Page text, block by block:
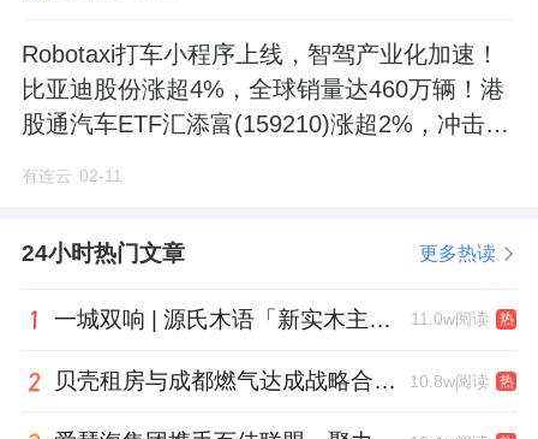
“跟跑” 到 “并跑” 再到 “领跑” 的跨越。
在市场深耕层面，公司创新采用正向同步开发
供全流程定制化解决方案，实现电控系统与整
叉集团、安徽合力、诺力股份、龙工、柳工、
比亚迪等国内头部工业车辆企业的一级系统供
户覆盖国内外主流厂商，客户粘性极高、合作
关系稳定。业绩层面，2022—2025 年营收分
Robotaxi打车小程序上线，智驾产业化加速！
比亚迪股份涨超4%，全球销量达460万辆！港
股通汽车ETF汇添富(159210)涨超2%，冲击四
有连云 02-11
24小时热门文章 更多热读
一城双响 | 源氏木语「新实木主义——黑标生活提案」发布会落地天津，黑标旗舰店盛大启幕 11.0w阅读 热
贝壳租房与成都燃气达成战略合作 打通安全巡检“最后一米” 10.8w阅读 热